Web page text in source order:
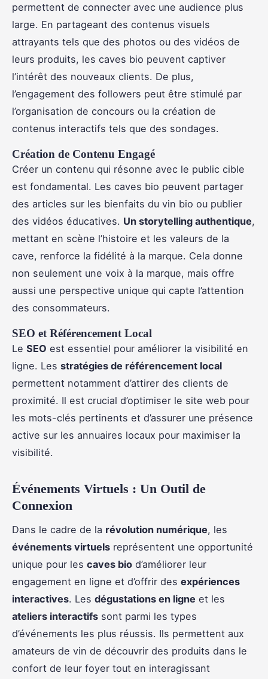
permettent de connecter avec une audience plus
large. En partageant des contenus visuels
attrayants tels que des photos ou des vidéos de
leurs produits, les caves bio peuvent captiver
l’intérêt des nouveaux clients. De plus,
l’engagement des followers peut être stimulé par
l’organisation de concours ou la création de
contenus interactifs tels que des sondages.
Création de Contenu Engagé
Créer un contenu qui résonne avec le public cible
est fondamental. Les caves bio peuvent partager
des articles sur les bienfaits du vin bio ou publier
des vidéos éducatives. Un storytelling authentique,
mettant en scène l’histoire et les valeurs de la
cave, renforce la fidélité à la marque. Cela donne
non seulement une voix à la marque, mais offre
aussi une perspective unique qui capte l’attention
des consommateurs.
SEO et Référencement Local
Le SEO est essentiel pour améliorer la visibilité en
ligne. Les stratégies de référencement local
permettent notamment d’attirer des clients de
proximité. Il est crucial d’optimiser le site web pour
les mots-clés pertinents et d’assurer une présence
active sur les annuaires locaux pour maximiser la
visibilité.
Événements Virtuels : Un Outil de
Connexion
Dans le cadre de la révolution numérique, les
événements virtuels représentent une opportunité
unique pour les caves bio d’améliorer leur
engagement en ligne et d’offrir des expériences
interactives. Les dégustations en ligne et les
ateliers interactifs sont parmi les types
d’événements les plus réussis. Ils permettent aux
amateurs de vin de découvrir des produits dans le
confort de leur foyer tout en interagissant